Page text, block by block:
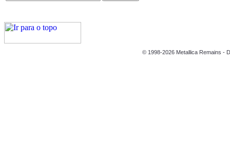
© 1998-2026 Metallica Remains -